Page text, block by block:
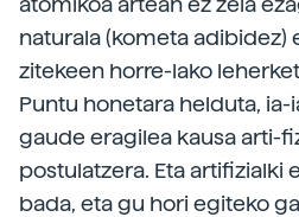
naturala (kometa adibidez)
zitekeen horre-lako
Puntu honetara helduta,
gaude eragilea kausa arti-
postulatzera. Eta artifizialki
bada, eta gu hori egiteko